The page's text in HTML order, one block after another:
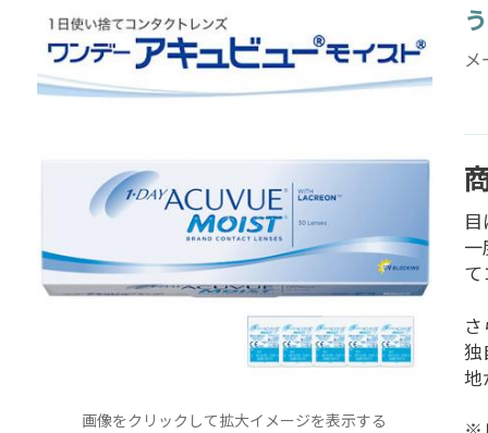
画像をクリックして拡大イメージを表示する
独
地